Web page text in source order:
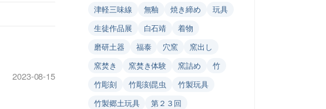
2023-08-15
津軽三味線
無釉 焼き締め
玩具
生徒作品展
白石靖
着物
磨研土器
福泰 穴窯
窯出し
窯焚き
窯焚き体験 窯詰め
竹
竹彫刻
竹彫刻昆虫
竹製玩具
竹製郷土玩具
第２３回